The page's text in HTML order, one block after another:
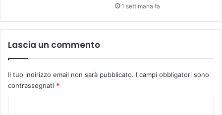
a
o
d
i
a
1 settimana fa
Lascia un commento
Il tuo indirizzo email non sarà pubblicato. I campi obbligatori sono
contrassegnati *